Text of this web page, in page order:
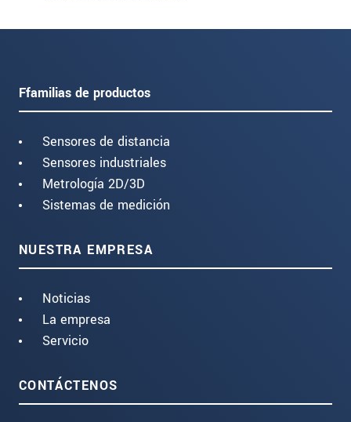
Ffamilias de productos
Sensores de distancia
Sensores industriales
Metrología 2D/3D
Sistemas de medición
NUESTRA EMPRESA
Noticias
La empresa
Servicio
CONTÁCTENOS